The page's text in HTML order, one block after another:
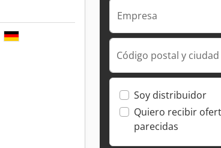
Empresa
Código postal y ciudad
Soy distribuidor
Quiero recibir
parecidas